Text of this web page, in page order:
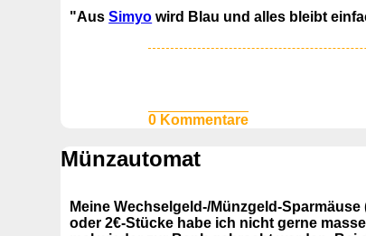
"AusSimyo wird Blau und alles bleibt
0 Kommentare
Münzautomat
Meine Wechselgeld-/Münzgeld-
oder 2€-Stücke habe ich nicht gerne